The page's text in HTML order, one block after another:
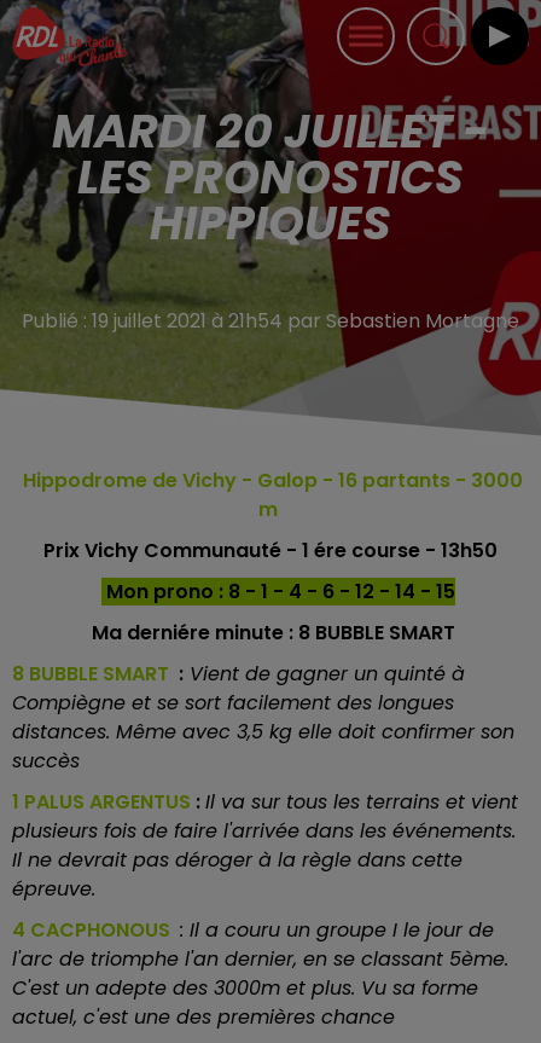
MARDI 20 JUILLET -
LES PRONOSTICS
HIPPIQUES
Publié : 19 juillet 2021 à 21h54 par Sebastien Mortagne
Hippodrome de Vichy - Galop - 16 partants - 3000
m
Prix Vichy Communauté - 1 ére course - 13h50
Mon prono : 8 - 1 - 4 - 6 - 12 - 14 - 15
Ma derniére minute :8 BUBBLE SMART
8 BUBBLE SMART : Vient de gagner un quinté à
Compiègne et se sort facilement des longues
distances. Même avec 3,5 kg elle doit confirmer son
succès
1 PALUS ARGENTUS :Il va sur tous les terrains et vient
plusieurs fois de faire l'arrivée dans les événements.
Il ne devrait pas déroger à la règle dans cette
épreuve.
4 CACPHONOUS : Il a couru un groupe I le jour de
l'arc de triomphe l'an dernier, en se classant 5ème.
C'est un adepte des 3000m et plus. Vu sa forme
actuel, c'est une des premières chance